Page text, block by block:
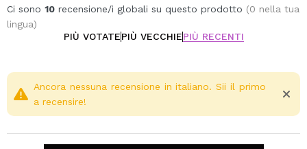
Ci sono 10 recensione/i globali su questo prodotto (0 nella tua
lingua)
PIÙ VOTATEPIÙ VECCHIEPIÙ RECENTI
Ancora nessuna recensione in italiano. Sii il primo
a recensire!